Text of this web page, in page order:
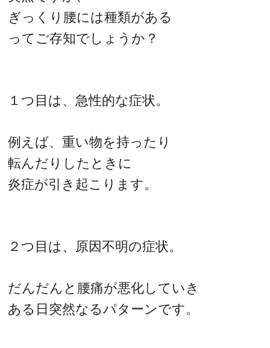
ぎっくり腰には種類がある
ってご存知でしょうか？
１つ目は、急性的な症状。
例えば、重い物を持ったり
転んだりしたときに
炎症が引き起こります。
２つ目は、原因不明の症状。
だんだんと腰痛が悪化していき
ある日突然なるパターンです。